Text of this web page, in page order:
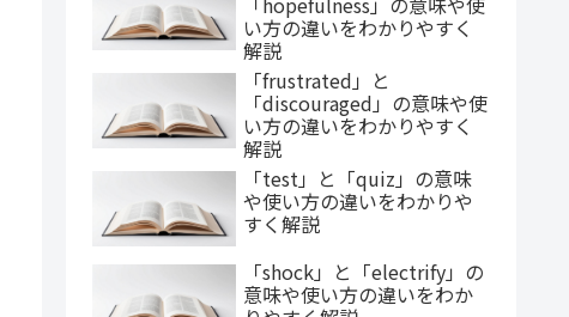
い方の違いをわかりやすく
解説
「frustrated」と
「discouraged」の意味や使
い方の違いをわかりやすく
解説
「test」と「quiz」の意味
や使い方の違いをわかりや
すく解説
「shock」と「electrify」の
意味や使い方の違いをわか